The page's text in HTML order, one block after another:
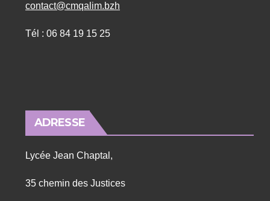
contact@cmqalim.bzh
Tél : 06 84 19 15 25
ADRESSE
Lycée Jean Chaptal,
35 chemin des Justices